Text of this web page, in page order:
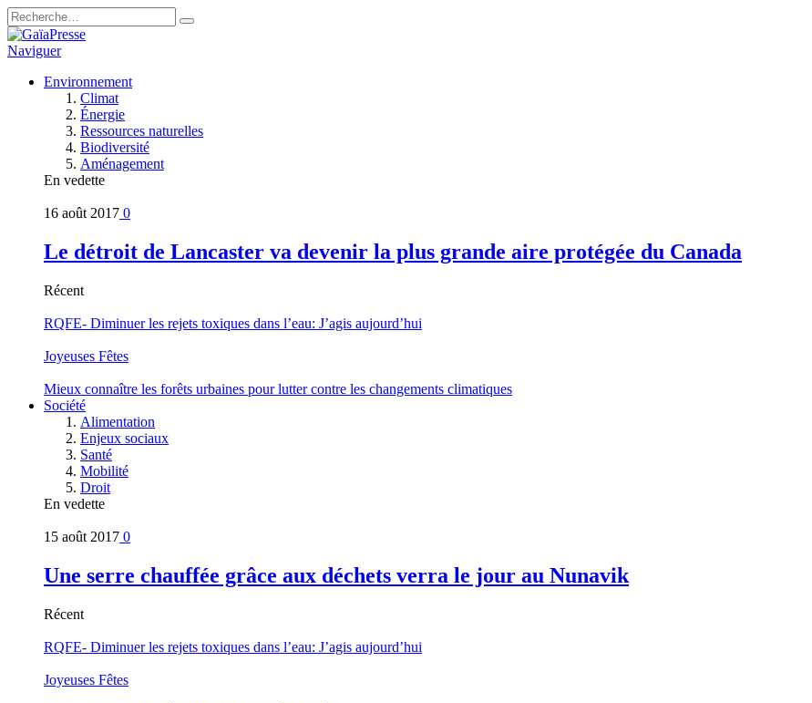
Naviguer
Environnement
Climat
Énergie
Ressources naturelles
Biodiversité
Aménagement
En vedette
16 août 2017 0
Le détroit de Lancaster va devenir la plus grande aire protégée du Canada
Récent
RQFE- Diminuer les rejets toxiques dans l’eau: J’agis aujourd’hui
Joyeuses Fêtes
Mieux connaître les forêts urbaines pour lutter contre les changements climatiques
Société
Alimentation
Enjeux sociaux
Santé
Mobilité
Droit
En vedette
15 août 2017 0
Une serre chauffée grâce aux déchets verra le jour au Nunavik
Récent
RQFE- Diminuer les rejets toxiques dans l’eau: J’agis aujourd’hui
Joyeuses Fêtes